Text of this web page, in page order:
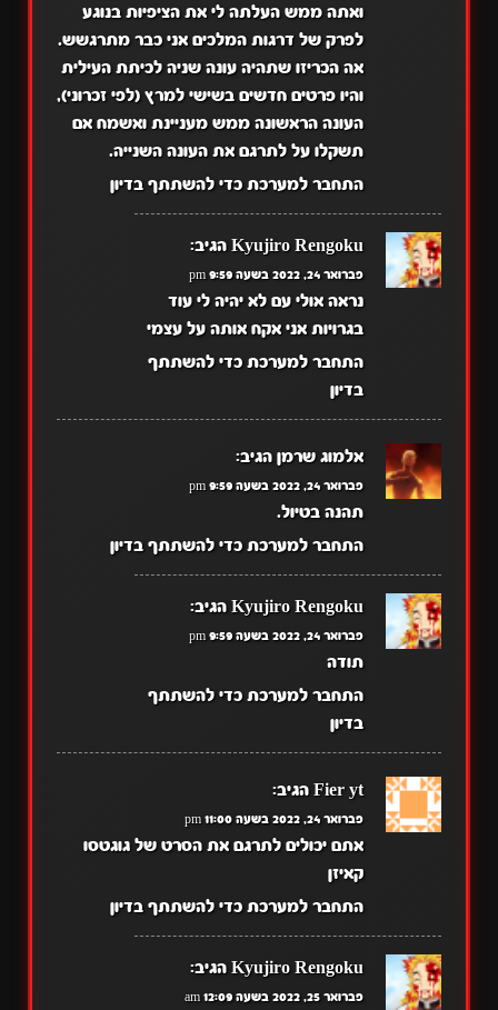
ואתה ממש העלתה לי את הציפיות בנוגע
לפרק של דרגות המלכים אני כבר מתרגשש.
אה הכריזו שתהיה עונה שניה לכיתת העילית
והיו פרטים חדשים בשישי למרץ (לפי זכרוני),
העונה הראשונה ממש מעניינת ואשמח אם
תשקלו על לתרגם את העונה השנייה.
התחבר למערכת כדי להשתתף בדיון
Kyujiro Rengoku הגיב:
פברואר 24, 2022 בשעה 9:59 pm
נראה אולי עם לא יהיה לי עוד
בגרויות אני אקח אותה על עצמי
התחבר למערכת כדי להשתתף
בדיון
אלמוג שרמן הגיב:
פברואר 24, 2022 בשעה 9:59 pm
תהנה בטיול.
התחבר למערכת כדי להשתתף בדיון
Kyujiro Rengoku הגיב:
פברואר 24, 2022 בשעה 9:59 pm
תודה
התחבר למערכת כדי להשתתף
בדיון
Fier yt הגיב:
פברואר 24, 2022 בשעה 11:00 pm
אתם יכולים לתרגם את הסרט של גוגטסו
קאיזן
התחבר למערכת כדי להשתתף בדיון
Kyujiro Rengoku הגיב:
פברואר 25, 2022 בשעה 12:09 am